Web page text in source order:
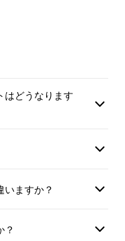
はどうなります
いますか？
？